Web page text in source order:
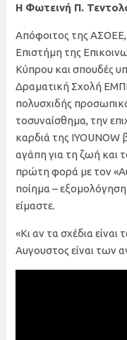
Η Φωτεινή Π.
Απόφοιτος της ΑΣΟΕΕ,
Επιστήμη της
Κύπρου και σπουδές
Δραματική Σχολή
πολυσχιδής
τοσυναίσθημα, την
καρδιά της IYOUNOW
αγάπη για τη ζωή και
πρώτη φορά με τον
ποίημα –
είμαστε.
«Κι αν τα σχέδια
Αυγουστος είναι των